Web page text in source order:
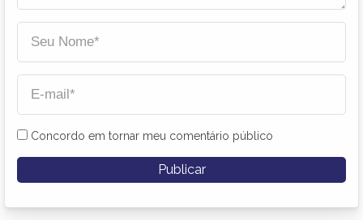
Concordo em tornar meu comentário público